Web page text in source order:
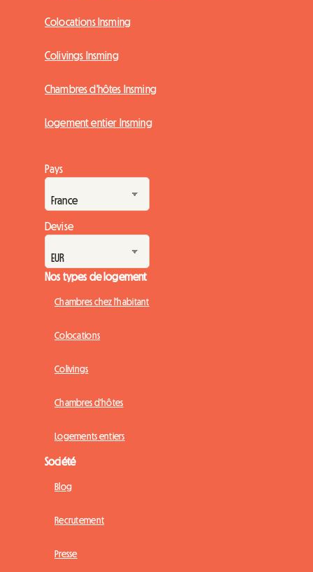
Colocations Insming
Colivings Insming
Chambres d'hôtes Insming
Logement entier Insming
Pays
Devise
Nos types de logement
Chambres chez l'habitant
Colocations
Colivings
Chambres d'hôtes
Logements entiers
Société
Blog
Recrutement
Presse